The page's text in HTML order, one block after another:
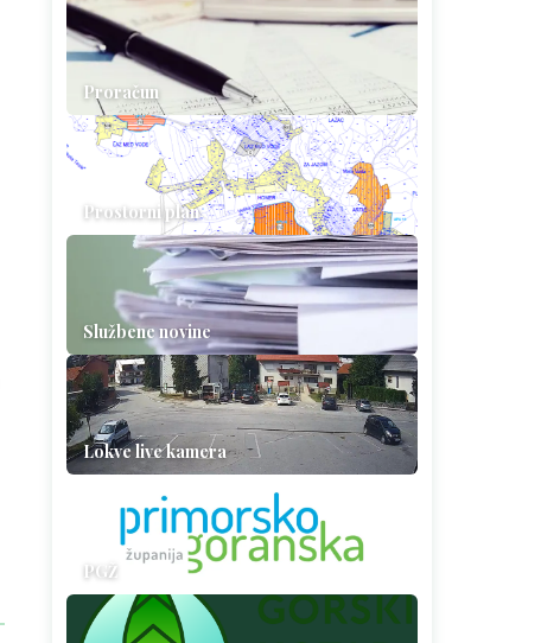
Proračun
Prostorni plan
Službene novine
Lokve live kamera
PGŽ